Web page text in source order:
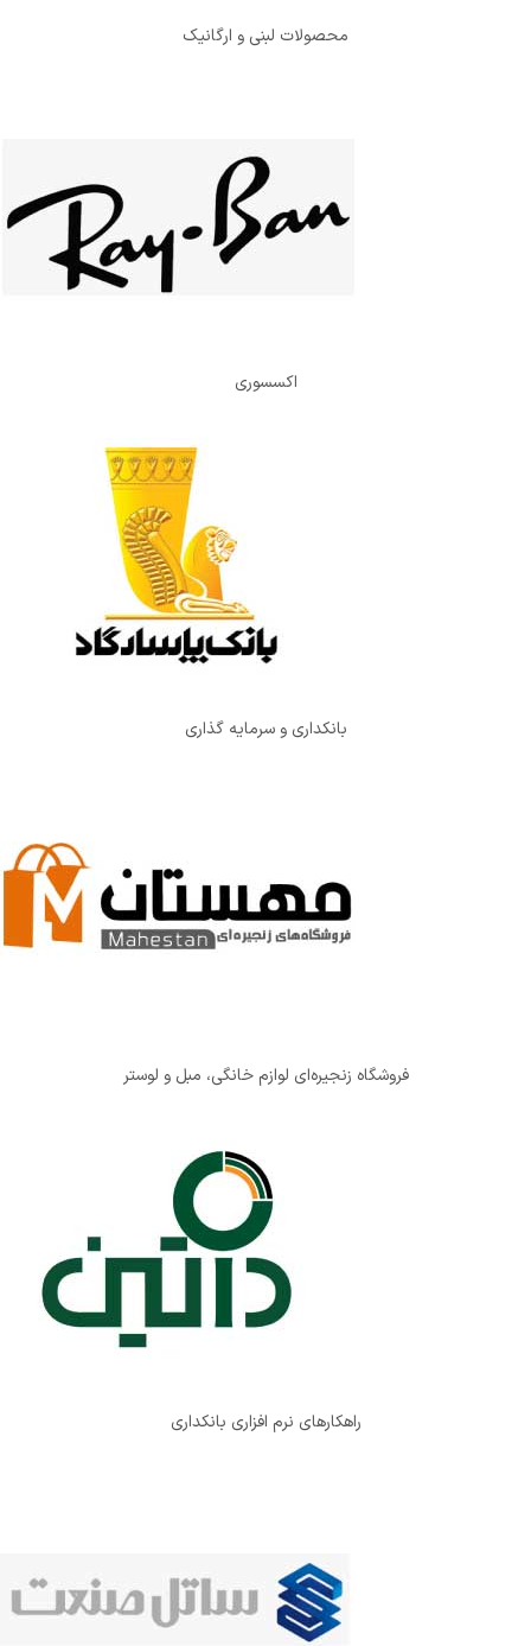
محصولات لبنی و ارگانیک
اکسسوری
بانکداری و سرمایه گذاری
فروشگاه زنجیره‌ای لوازم خانگی، مبل و لوستر
راهکارهای نرم افزاری بانکداری